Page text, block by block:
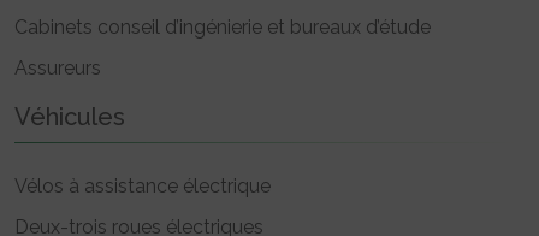
Cabinets conseil d’ingénierie et bureaux d’étude
Assureurs
Véhicules
Vélos à assistance électrique
Deux-trois roues électriques